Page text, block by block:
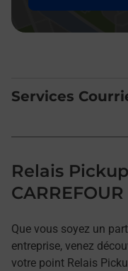
Services
Relais
Que vous soyez un
entreprise, venez
votre point Relais